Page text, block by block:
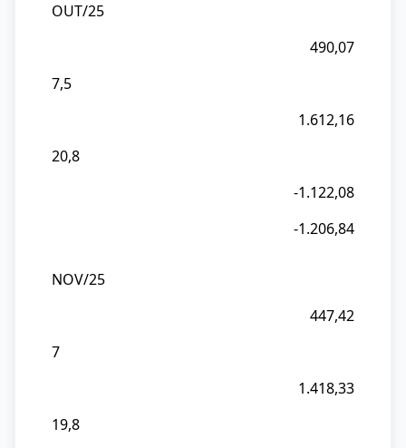
OUT/25
490,07
7,5
1.612,16
20,8
-1.122,08
-1.206,84
NOV/25
447,42
7
1.418,33
19,8